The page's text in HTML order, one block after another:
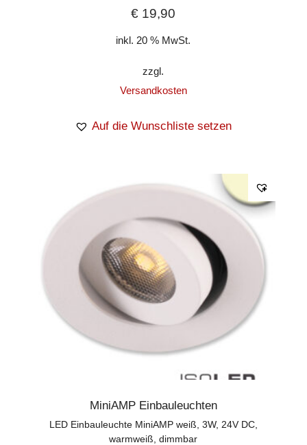
€ 19,90
inkl. 20 % MwSt.
zzgl.
Versandkosten
Auf die Wunschliste setzen
MiniAMP Einbauleuchten
LED Einbauleuchte MiniAMP weiß, 3W, 24V DC,
warmweiß, dimmbar